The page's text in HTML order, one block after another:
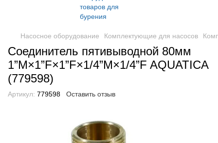
Насосное оборудование Комплектующие для насосов
Соединитель пятивыводной 80мм
1”М×1”F×1”F×1/4”M×1/4”F AQUATICA
(779598)
Артикул: 779598 Оставить отзыв